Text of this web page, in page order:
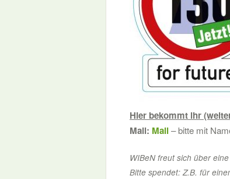
Hier bekommt ihr
Mail: Mail– bitte mit
WIBeN freut sich über
Bitte spendet: Z.B. für